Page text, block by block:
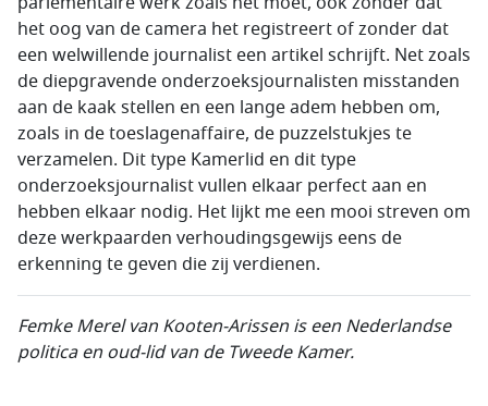
het oog van de camera het registreert of zonder dat
een welwillende journalist een artikel schrijft. Net zoals
de diepgravende onderzoeksjournalisten misstanden
aan de kaak stellen en een lange adem hebben om,
zoals in de toeslagenaffaire, de puzzelstukjes te
verzamelen. Dit type Kamerlid en dit type
onderzoeksjournalist vullen elkaar perfect aan en
hebben elkaar nodig. Het lijkt me een mooi streven om
deze werkpaarden verhoudingsgewijs eens de
erkenning te geven die zij verdienen.
Femke Merel van Kooten-Arissen is een Nederlandse
politica en oud-lid van de Tweede Kamer.